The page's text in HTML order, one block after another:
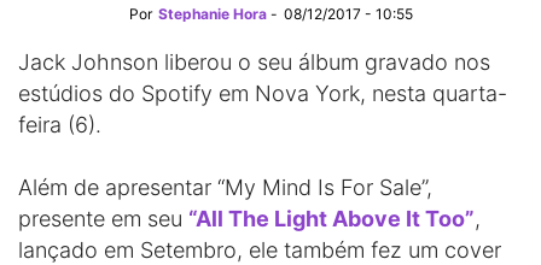
Por Stephanie Hora - 08/12/2017 - 10:55
Jack Johnson liberou o seu álbum gravado nos
estúdios do Spotify em Nova York, nesta quarta-
feira (6).
Além de apresentar “My Mind Is For Sale”,
presente em seu “All The Light Above It Too”,
lançado em Setembro, ele também fez um cover